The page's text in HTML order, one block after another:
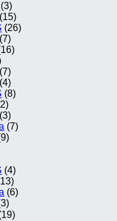
(3)
(15)
(26)
(7)
(7)
(4)
(8)
(3)
(7)
(4)
(6)